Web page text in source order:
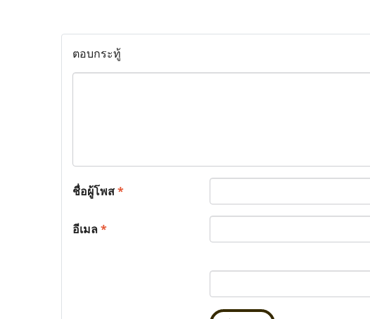
ตอบกระทู้
ชื่อผู้โพส*
อีเมล*